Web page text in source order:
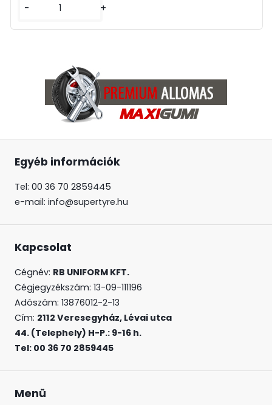
- +
Egyéb információk
Tel: 00 36 70 2859445
e-mail: info@supertyre.hu
Kapcsolat
Cégnév: RB UNIFORM KFT.
Cégjegyzékszám: 13-09-111196
Adószám: 13876012-2-13
Cím: 2112 Veresegyház, Lévai utca
44. (Telephely) H-P.: 9-16 h.
Tel: 00 36 70 2859445
Menü